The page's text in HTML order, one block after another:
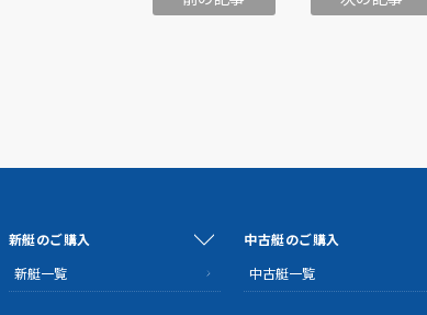
新艇のご購入
新艇一覧
中古艇のご購入
中古艇一覧